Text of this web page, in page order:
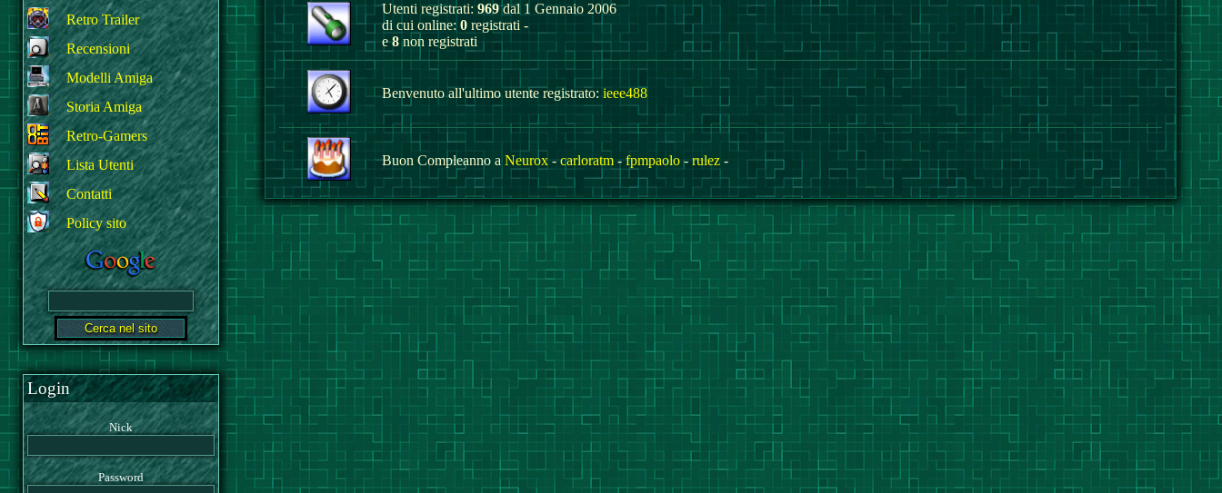
Retro Trailer
Recensioni
Modelli Amiga
Storia Amiga
Retro-Gamers
Lista Utenti
Contatti
Policy sito
Login
Nick
Password
Utenti registrati: 969dal 1 Gennaio 2006
di cui online: 0 registrati -
e8non registrati
Benvenuto all'ultimo utente registrato: ieee488
Buon Compleanno a Neurox - carloratm - fpmpaolo- rulez -